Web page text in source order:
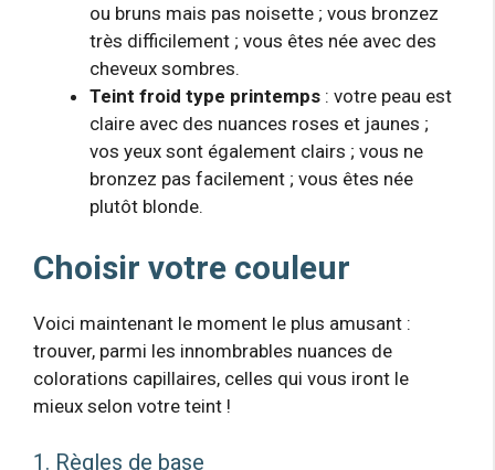
ou bruns mais pas noisette ; vous bronzez
très difficilement ; vous êtes née avec des
cheveux sombres.
Teint froid type printemps : votre peau est
claire avec des nuances roses et jaunes ;
vos yeux sont également clairs ; vous ne
bronzez pas facilement ; vous êtes née
plutôt blonde.
Choisir votre couleur
Voici maintenant le moment le plus amusant :
trouver, parmi les innombrables nuances de
colorations capillaires, celles qui vous iront le
mieux selon votre teint !
1. Règles de base